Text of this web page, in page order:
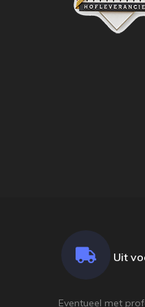
Uit
Eventueel met